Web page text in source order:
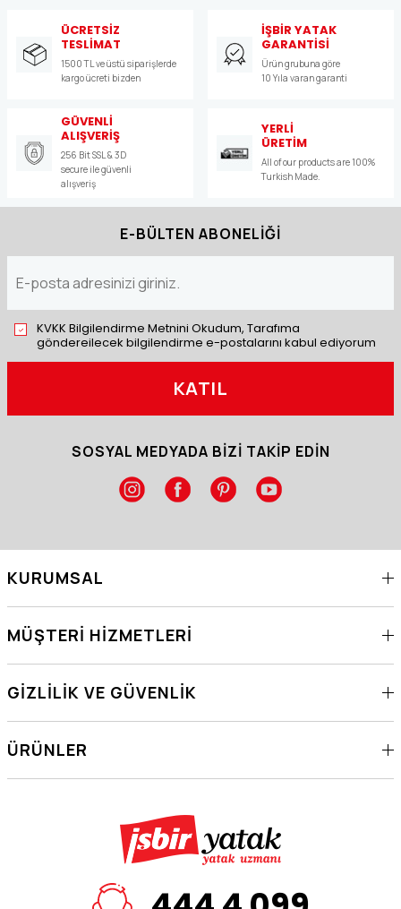
ÜCRETSİZ
TESLİMAT
1500 TL ve üstü siparişlerde
kargo ücreti bizden
İŞBİR YATAK
GARANTİSİ
Ürün grubuna göre
10 Yıla varan garanti
GÜVENLİ
ALIŞVERİŞ
256 Bit SSL & 3D
secure ile güvenli
alışveriş
YERLİ
ÜRETİM
All of our products are 100%
Turkish Made.
E-BÜLTEN ABONELİĞİ
KVKK Bilgilendirme Metnini Okudum, Tarafıma
göndereilecek bilgilendirme e-postalarını kabul ediyorum
KATIL
SOSYAL MEDYADA BİZİ TAKİP EDİN
KURUMSAL
MÜŞTERI HIZMETLERI
GIZLILIK VE GÜVENLIK
ÜRÜNLER